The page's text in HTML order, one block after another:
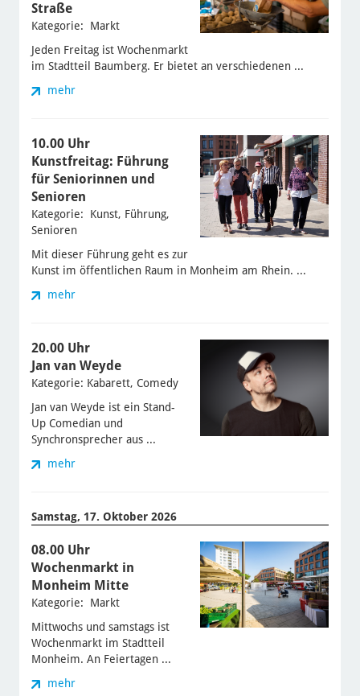
Straße
Kategorie: Markt
Jeden Freitag ist Wochenmarkt
im Stadtteil Baumberg. Er bietet an verschiedenen ...
mehr
10.00 Uhr
Kunstfreitag: Führung
für Seniorinnen und
Senioren
Kategorie: Kunst, Führung,
Senioren
Mit dieser Führung geht es zur
Kunst im öffentlichen Raum in Monheim am Rhein. ...
mehr
20.00 Uhr
Jan van Weyde
Kategorie: Kabarett, Comedy
Jan van Weyde ist ein Stand-
Up Comedian und
Synchronsprecher aus ...
mehr
Samstag, 17. Oktober 2026
08.00 Uhr
Wochenmarkt in
Monheim Mitte
Kategorie: Markt
Mittwochs und samstags ist
Wochenmarkt im Stadtteil
Monheim. An Feiertagen ...
mehr